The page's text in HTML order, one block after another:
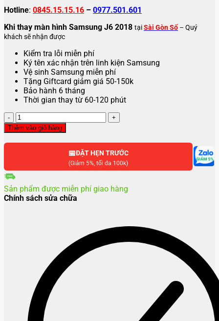
Hotline: 0845.15.15.16 – 0977.501.601
Khi thay màn hình Samsung J6 2018 tạiSài Gòn Số – Quý
khách sẽ nhận được
Kiểm tra lỗi miễn phí
Ký tên xác nhận trên linh kiện Samsung
Vệ sinh Samsung miễn phí
Tặng Giftcard giảm giá 50-150k
Bảo hành 6 tháng
Thời gian thay từ 60-120 phút
Thay
màn
hình
Samsung
số
Thêm vào giỏ hàng
📅ĐẶT HẸN TRƯỚC
(Giảm 5%, tối đa 100k)
Sản phẩm được miễn phí giao hàng
Chính sách sửa chữa